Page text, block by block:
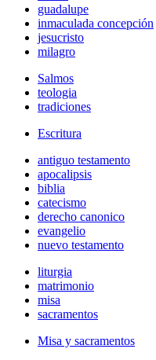
guadalupe
inmaculada concepción
jesucristo
milagro
Salmos
teologia
tradiciones
Escritura
antiguo testamento
apocalipsis
biblia
catecismo
derecho canonico
evangelio
nuevo testamento
liturgia
matrimonio
misa
sacramentos
Misa y sacramentos